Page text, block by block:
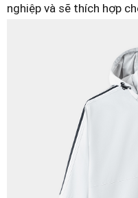
nghiệp và sẽ thích hợp